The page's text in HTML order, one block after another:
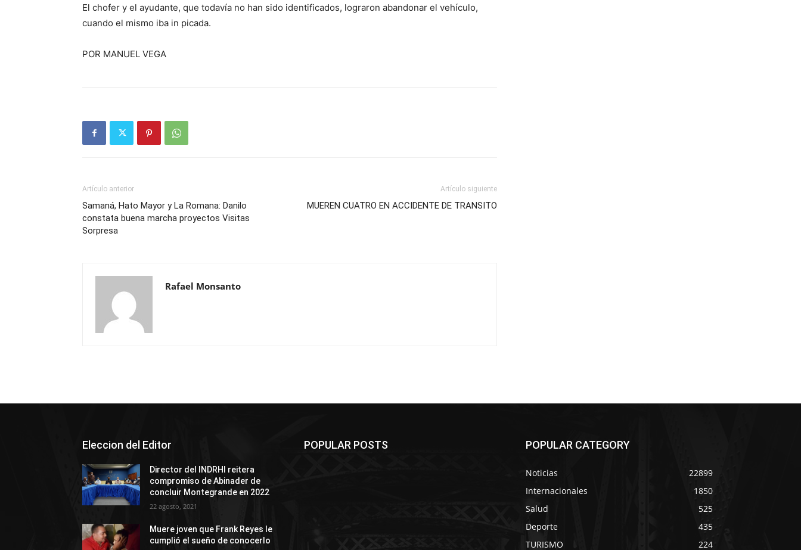
El chofer y el ayudante, que todavía no han sido identificados, lograron abandonar el vehículo,
cuando el mismo iba in picada.
POR MANUEL VEGA
Artículo anterior
Samaná, Hato Mayor y La Romana: Danilo
constata buena marcha proyectos Visitas
Sorpresa
Artículo siguiente
MUEREN CUATRO EN ACCIDENTE DE TRANSITO
Rafael Monsanto
Eleccion del Editor
Director del INDRHI reitera
compromiso de Abinader de
concluir Montegrande en 2022
22 agosto, 2021
Muere joven que Frank Reyes le
cumplió el sueño de conocerlo
POPULAR POSTS POPULAR CATEGORY
Noticias
22899
Internacionales
1850
Salud
525
Deporte
435
TURISMO
224